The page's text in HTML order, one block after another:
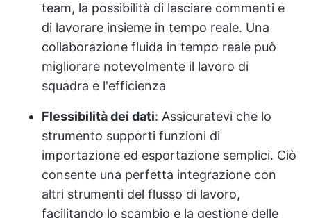
team, la possibilità di lasciare commenti e
di lavorare insieme in tempo reale. Una
collaborazione fluida in tempo reale può
migliorare notevolmente il lavoro di
squadra e l'efficienza
Flessibilità dei dati: Assicuratevi che lo
strumento supporti funzioni di
importazione ed esportazione semplici. Ciò
consente una perfetta integrazione con
altri strumenti del flusso di lavoro,
facilitando lo scambio e la gestione delle